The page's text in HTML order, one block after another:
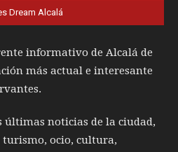
Dream Alcalá
informativo de Alcalá de
más actual e interesante
últimas noticias de la ciudad,
turismo, ocio, cultura,